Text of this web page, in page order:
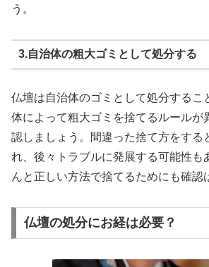
う。
3.自治体の粗大ゴミとして処分する
仏壇は自治体のゴミとして処分するこ
体によって粗大ゴミを捨てるルールが
認しましょう。間違った捨て方をする
れ、後々トラブルに発展する可能性も
んと正しい方法で捨てるためにも確認
仏壇の処分にお経は必要？